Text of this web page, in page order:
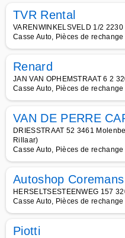
TVR Rental
VARENWINKELSVELD 1/2
Casse Auto, Pièces de
Renard
JAN VAN OPHEMSTRAAT 6 2
Casse Auto, Pièces de
VAN DE PERRE
DRIESSTRAAT 52 3461
Rillaar)
Casse Auto, Pièces de
Autoshop Coremans
HERSELTSESTEENWEG 157
Casse Auto, Pièces de
Piotti